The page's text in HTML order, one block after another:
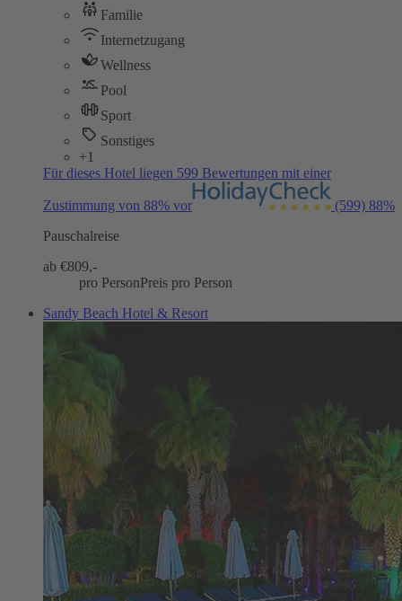
Familie
Internetzugang
Wellness
Pool
Sport
Sonstiges
+1
Für dieses Hotel liegen 599 Bewertungen mit einer
Zustimmung von 88% vor (599) 88%
Pauschalreise
ab €809,-
pro PersonPreis pro Person
Sandy Beach Hotel & Resort